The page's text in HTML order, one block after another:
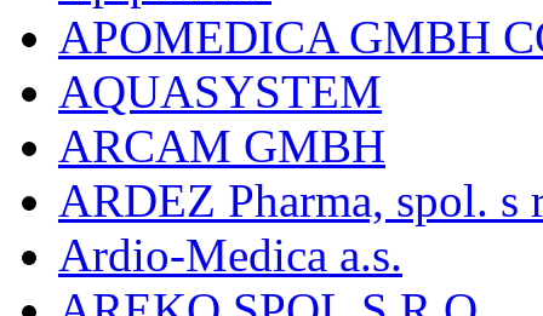
APOMEDICA GMBH
AQUASYSTEM
ARCAM GMBH
ARDEZ Pharma, spol. s
Ardio-Medica a.s.